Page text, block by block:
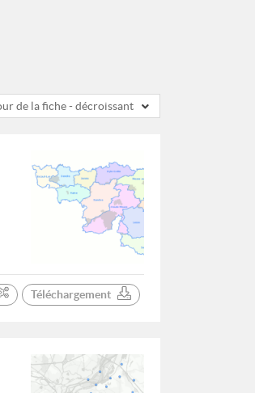
de la fiche - décroissant
Téléchargement